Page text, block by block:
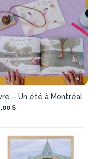
– Un été à Montréal
$